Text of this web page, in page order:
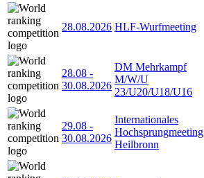
28.08.2026 HLF-Wurfmeeting
28.08 -
30.08.2026
DM Mehrkampf
M/W/U
23/U20/U18/U16
29.08 -
30.08.2026
Internationales
Hochsprungmeeting
Heilbronn